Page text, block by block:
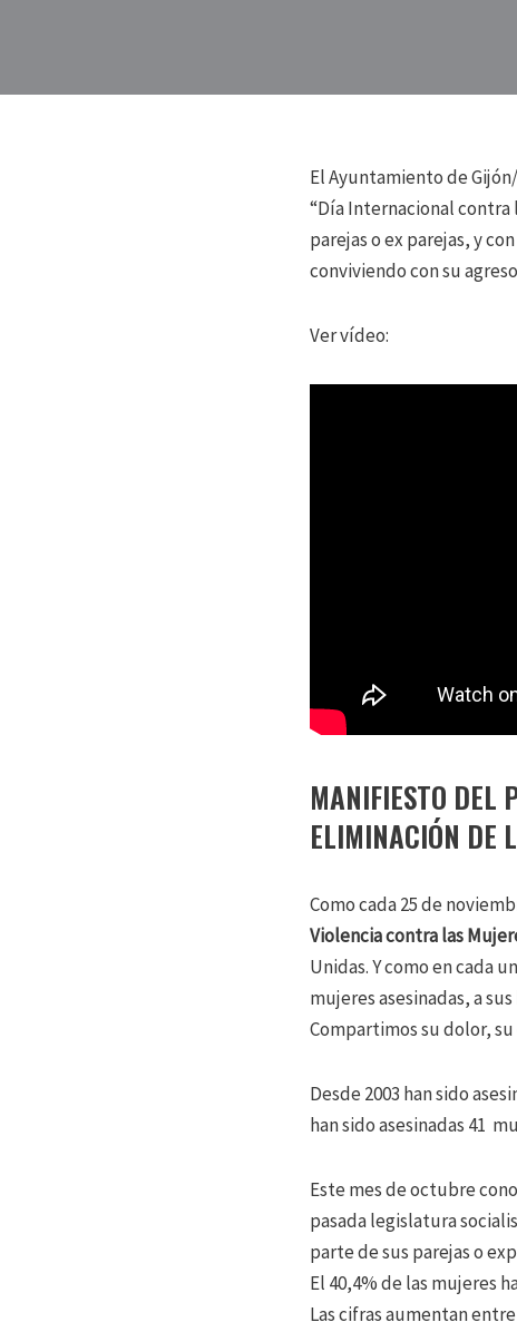
El Ayuntamiento de
“Día Internacional contra
parejas o ex parejas, y
conviviendo con su
Ver vídeo:
MANIFIESTO DEL
ELIMINACIÓN DE
Como cada 25 de
Violencia contra las
Unidas. Y como en cada
mujeres asesinadas, a
Compartimos su dolor,
Desde 2003 han sido
han sido asesinadas 41
Este mes de octubre
pasada legislatura
parte de sus parejas o
El 40,4% de las mujeres
Las cifras aumentan